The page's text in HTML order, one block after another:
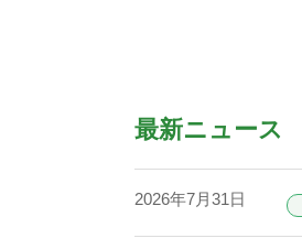
最新ニュース
2026年7月31日